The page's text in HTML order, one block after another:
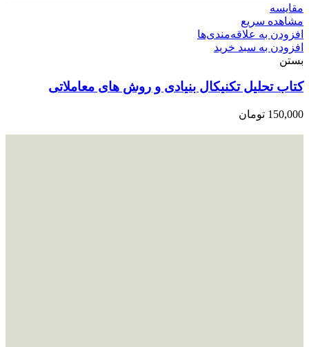
مقایسه
مشاهده سریع
افزودن به علاقه‌مندی‌ها
افزودن به سبد خرید
بستن
کتاب تحلیل تکنیکال بنیادی و روش های معاملاتی
150,000 تومان